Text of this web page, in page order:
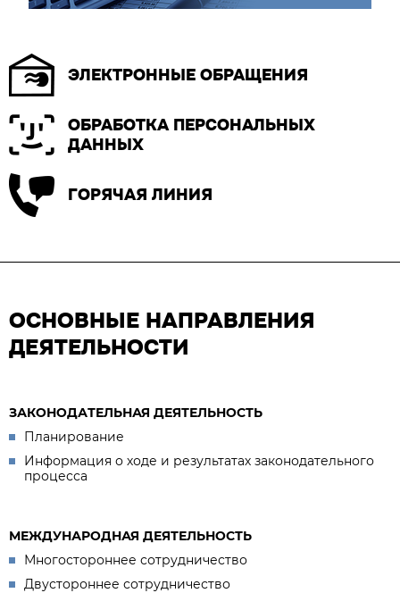
ЭЛЕКТРОННЫЕ ОБРАЩЕНИЯ
ОБРАБОТКА ПЕРСОНАЛЬНЫХ
ДАННЫХ
ГОРЯЧАЯ ЛИНИЯ
ОСНОВНЫЕ НАПРАВЛЕНИЯ
ДЕЯТЕЛЬНОСТИ
ЗАКОНОДАТЕЛЬНАЯ ДЕЯТЕЛЬНОСТЬ
Планирование
Информация о ходе и результатах законодательного
процесса
МЕЖДУНАРОДНАЯ ДЕЯТЕЛЬНОСТЬ
Многостороннее сотрудничество
Двустороннее сотрудничество